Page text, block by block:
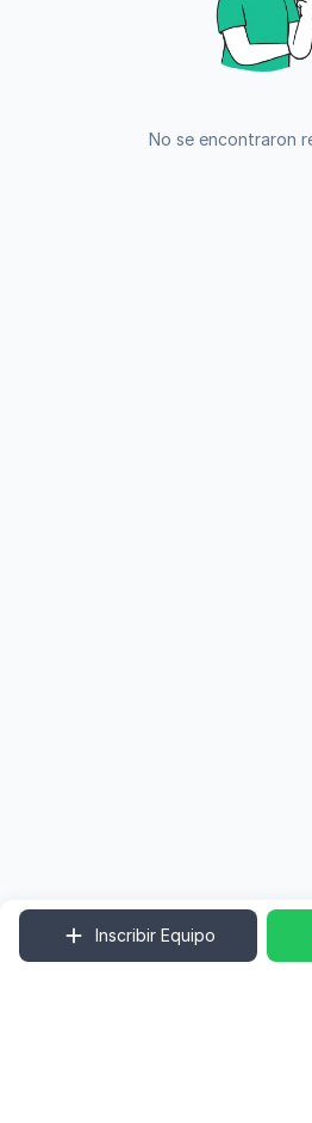
No se encontraron
Inscribir Equipo